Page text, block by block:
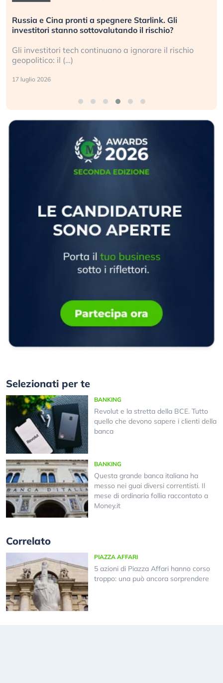
Russia e Cina pronti a spegnere Starlink. Gli
investitori stanno sottovalutando il rischio?
Gli investitori tech continuano a ignorare il rischio
geopolitico: il (…)
17 luglio 2026
Selezionati per te
BANKING
Revolut e la stretta della BCE. Tutto
quello che devono sapere i clienti della
banca
BANKING
Questa grande banca italiana ha
messo nei guai diversi correntisti. Il
mese di ordinaria follia raccontato a
Money.it
Correlato
PIAZZA AFFARI
5 azioni di Piazza Affari hanno corso
troppo: una può ancora sorprendere